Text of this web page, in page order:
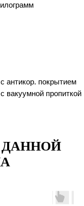
антикор. покрытием
вакуумной пропиткой
ДАННОЙ